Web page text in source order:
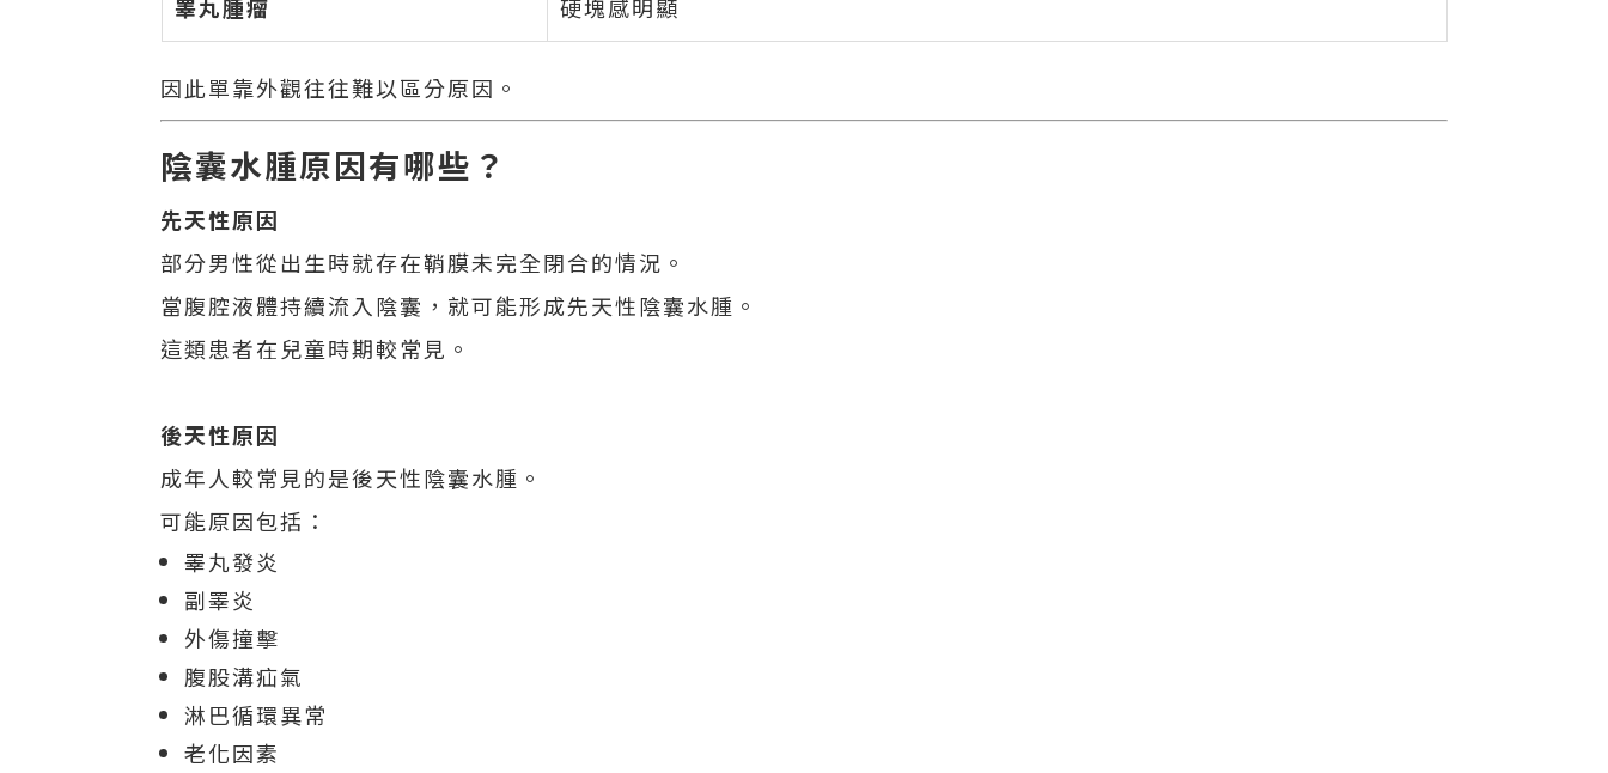
睪丸腫瘤 硬塊感明顯
因此單靠外觀往往難以區分原因。
陰囊水腫原因有哪些？
先天性原因
部分男性從出生時就存在鞘膜未完全閉合的情況。
當腹腔液體持續流入陰囊，就可能形成先天性陰囊水腫。
這類患者在兒童時期較常見。
後天性原因
成年人較常見的是後天性陰囊水腫。
可能原因包括：
睪丸發炎
副睪炎
外傷撞擊
腹股溝疝氣
淋巴循環異常
老化因素